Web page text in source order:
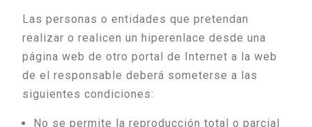
Las personas o entidades que pretendan
realizar o realicen un hiperenlace desde una
página web de otro portal de Internet a la web
de el responsable deberá someterse a las
siguientes condiciones:
No se permite la reproducción total o parcial